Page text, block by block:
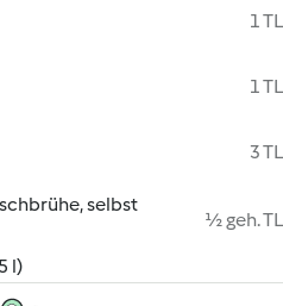
1 TL
1 TL
3 TL
selbst
½ geh. TL
l)